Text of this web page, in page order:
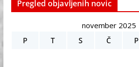
Pregled objavljenih novic
november 2025
P
T S Č P